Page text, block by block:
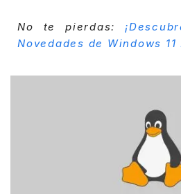
No te pierdas:
Novedades de Windows 11